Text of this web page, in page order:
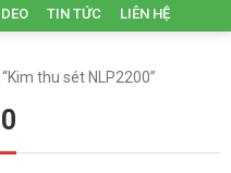
TIN TỨC LIÊN HỆ
thu sét NLP2200”